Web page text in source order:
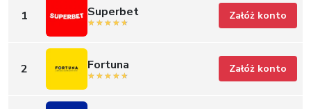
1 Superbet Załóż konto
2 Fortuna Załóż konto